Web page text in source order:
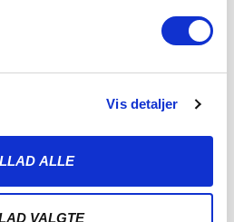
Vis detaljer
ALLE
VALGTE